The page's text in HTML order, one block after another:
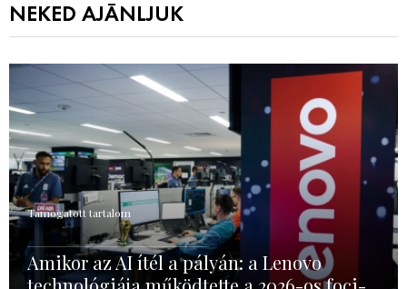
NEKED AJÁNLJUK
Támogatott tartalom
Amikor az AI ítél a pályán: a Lenovo